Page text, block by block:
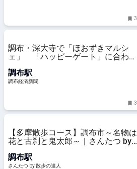
3
調布・深大寺で「ほおずきマルシ
ェ」 「ハッピーゲート」に合わせ
調布駅
調布経済新聞
3
【多摩散歩コース】調布市～名物は
花と古刹と鬼太郎～｜さんたつ by
調布駅
さんたつ by 散歩の達人